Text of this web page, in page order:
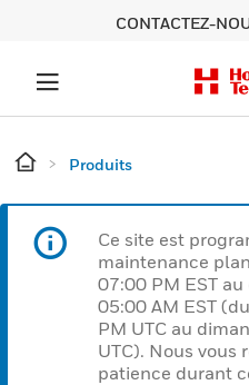
CONTACTEZ-
Produits
Ce site est
maintenance
07:00 PM EST
05:00 AM EST
PM UTC au
UTC). Nous vous
patience durant